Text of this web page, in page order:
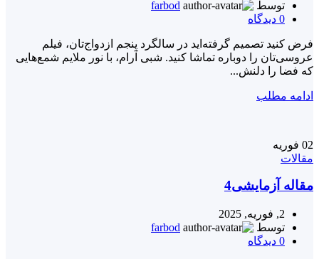
توسط
farbod
0 دیدگاه
فرض کنید تصمیم گرفته‌اید در سالگرد پنجم ازدواج‌تان، فیلم
عروسی‌تان را دوباره تماشا کنید. شبی آرام، با نور ملایم شمع‌هایی
که فضا را دلنش...
ادامه مطلب
02 فوریه
مقالات
مقاله آزمایشی4
2, فوریه, 2025
توسط
farbod
0 دیدگاه